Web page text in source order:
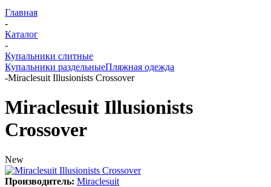
Главная
-
Каталог
-
Купальники слитные
Купальники раздельныеПляжная одежда
-Miraclesuit Illusionists Crossover
Miraclesuit Illusionists
Crossover
New
Производитель: Miraclesuit